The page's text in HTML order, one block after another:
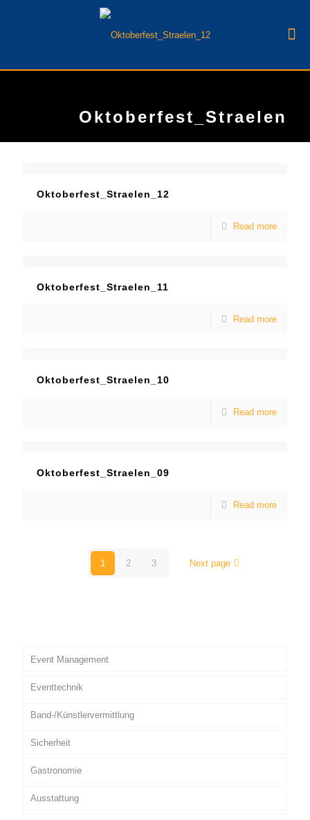
Oktoberfest_Straelen
Oktoberfest_Straelen_12
Read more
Oktoberfest_Straelen_11
Read more
Oktoberfest_Straelen_10
Read more
Oktoberfest_Straelen_09
Read more
1 2 3 Next page
Event Management
Eventtechnik
Band-/Künstlervermittlung
Sicherheit
Gastronomie
Ausstattung